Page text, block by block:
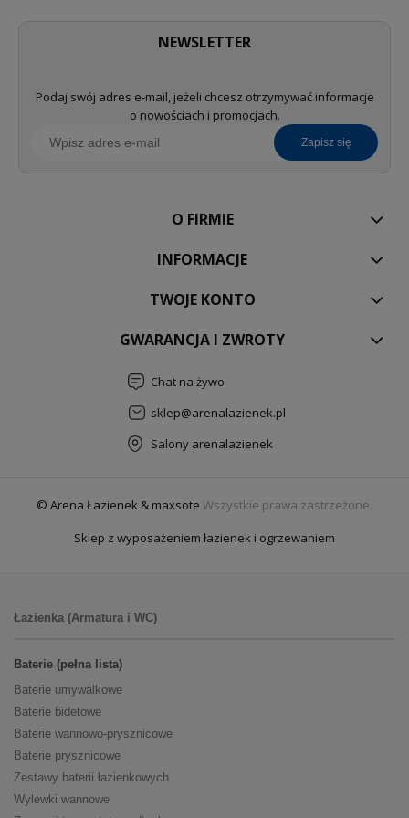
NEWSLETTER
Podaj swój adres e-mail, jeżeli chcesz otrzymywać informacje
o nowościach i promocjach.
zapisz się
O FIRMIE
INFORMACJE
TWOJE KONTO
GWARANCJA I ZWROTY
Chat na żywo
sklep@arenalazienek.pl
Salony arenalazienek
© Arena Łazienek & maxsote Wszystkie prawa zastrzeżone.
Sklep z wyposażeniem łazienek i ogrzewaniem
Łazienka (Armatura i WC)
Baterie (pełna lista)
Baterie umywalkowe
Baterie bidetowe
Baterie wannowo-prysznicowe
Baterie prysznicowe
Zestawy baterii łazienkowych
Wylewki wannowe